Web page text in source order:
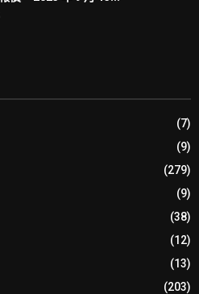
(7)
(9)
(279)
(9)
(38)
(12)
(13)
(203)